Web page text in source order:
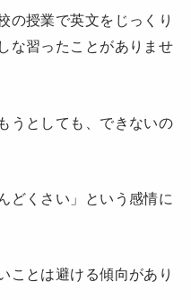
の授業で英文をじっくり
な習ったことがありませ
うとしても、できないの
どくさい」という感情に
ことは避ける傾向があり